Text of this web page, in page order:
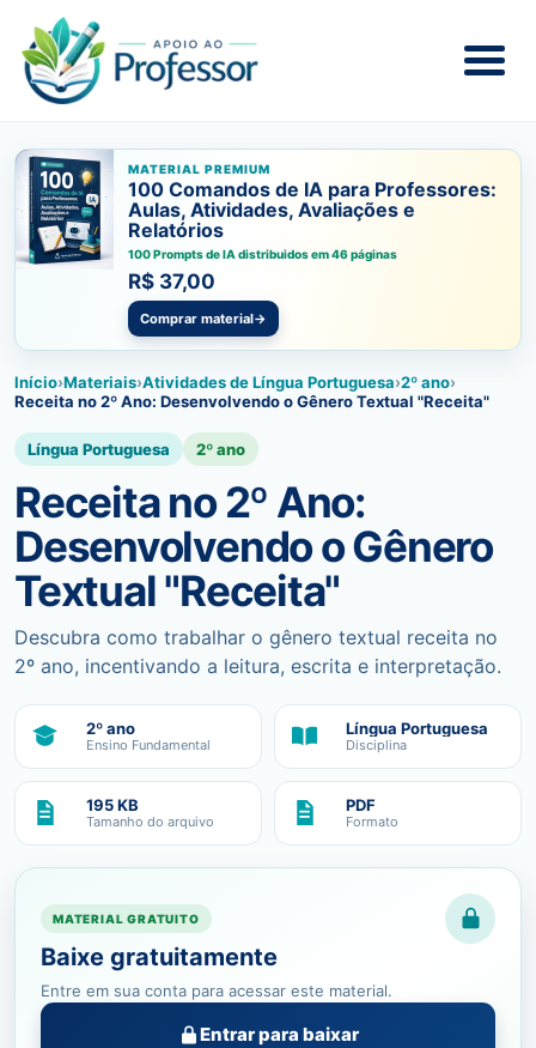
MATERIAL PREMIUM
100 Comandos de IA para Professores:
Aulas, Atividades, Avaliações e
Relatórios
100 Prompts de IA distribuidos em 46 páginas
R$ 37,00
Comprar material→
Início›Materiais›Atividades de Língua Portuguesa›2º ano›
Receita no 2º Ano: Desenvolvendo o Gênero Textual "Receita"
Língua Portuguesa 2º ano
Receita no 2º Ano:
Desenvolvendo o Gênero
Textual "Receita"
Descubra como trabalhar o gênero textual receita no
2º ano, incentivando a leitura, escrita e interpretação.
2º ano
Ensino Fundamental
Língua Portuguesa
Disciplina
195 KB
Tamanho do arquivo
PDF
Formato
MATERIAL GRATUITO
Baixe gratuitamente
Entre em sua conta para acessar este material.
Entrar para baixar